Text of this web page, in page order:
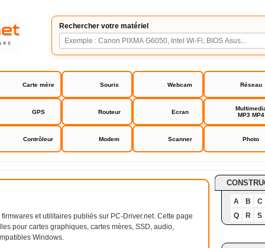
Rechercher votre matériel
Carte mère Souris Webcam Réseau
GPS Routeur Ecran
MP3 MP4
Contrôleur Modem Scanner Photo
Archives 2020
et utilitaires publiés sur PC-Driver.net. Cette page
pour cartes graphiques, cartes mères, SSD, audio,
Windows.
A B
C
Q
R S